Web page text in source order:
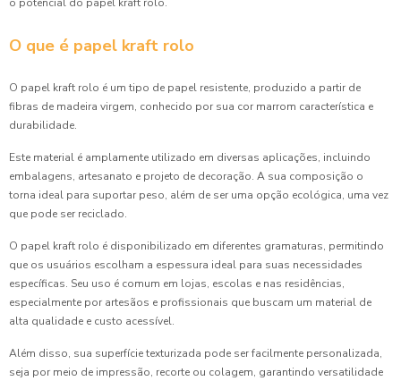
O que é papel kraft rolo
O papel kraft rolo é um tipo de papel resistente, produzido a partir de
fibras de madeira virgem, conhecido por sua cor marrom característica e
durabilidade.
Este material é amplamente utilizado em diversas aplicações, incluindo
embalagens, artesanato e projeto de decoração. A sua composição o
torna ideal para suportar peso, além de ser uma opção ecológica, uma vez
que pode ser reciclado.
O papel kraft rolo é disponibilizado em diferentes gramaturas, permitindo
que os usuários escolham a espessura ideal para suas necessidades
específicas. Seu uso é comum em lojas, escolas e nas residências,
especialmente por artesãos e profissionais que buscam um material de
alta qualidade e custo acessível.
Além disso, sua superfície texturizada pode ser facilmente personalizada,
seja por meio de impressão, recorte ou colagem, garantindo versatilidade